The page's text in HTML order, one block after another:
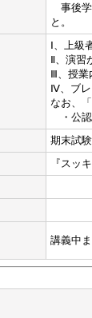
事後学
と。
Ⅰ、上級
Ⅱ、演習
Ⅲ、授業
Ⅳ、ブレ
なお、
・公認
期末試
『スッ
講義中